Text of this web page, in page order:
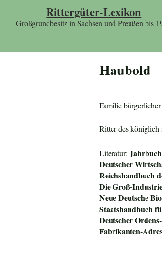
Rittergüter-Lexikon
Großgrundbesitz in Sachsen und Preußen bis
Haubold
Familie
Ritter des königlich
Literatur:
Deutscher
Reichshandbuch
Die Groß-
Neue Deutsche
Staatshandbuch
Deutscher
Fabrikanten-